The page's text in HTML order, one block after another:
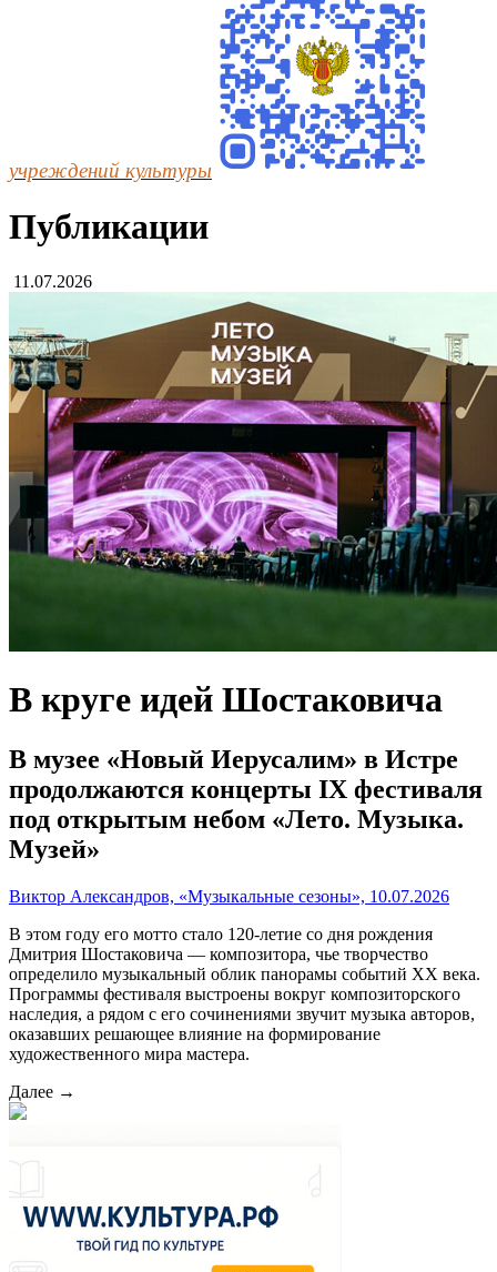
учреждений культуры
Публикации
11.07.2026
В круге идей Шостаковича
В музее «Новый Иерусалим» в Истре
продолжаются концерты IX фестиваля
под открытым небом «Лето. Музыка.
Музей»
Виктор Александров, «Музыкальные сезоны», 10.07.2026
В этом году его мотто стало 120-летие со дня рождения
Дмитрия Шостаковича — композитора, чье творчество
определило музыкальный облик панорамы событий XX века.
Программы фестиваля выстроены вокруг композиторского
наследия, а рядом с его сочинениями звучит музыка авторов,
оказавших решающее влияние на формирование
художественного мира мастера.
Далее →